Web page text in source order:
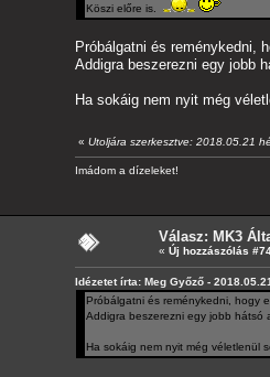
Köszi előre is.
Próbálgatni és reménykedni,
Addigra beszerezni egy jobb
Ha sokáig nem nyit még
« Utoljára szerkesztve: 2018.05.21
Imádom a dízeleket!
Válasz: MK3
« Új hozzászólás
Idézetet írta: Meg Győző -
Próbálgatni és reménykedni, hogy
Addigra beszerezni egy jobb hátsó
Ha sokáig nem nyit még véletlenül